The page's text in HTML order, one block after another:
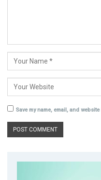
Save my name, email, and